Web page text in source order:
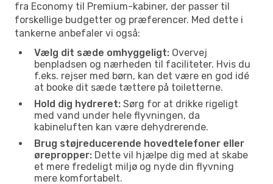
fra Economy til Premium-kabiner, der passer til
forskellige budgetter og præferencer. Med dette i
tankerne anbefaler vi også:
Vælg dit sæde omhyggeligt: Overvej
benpladsen og nærheden til faciliteter. Hvis du
f.eks. rejser med børn, kan det være en god idé
at booke dit sæde tættere på toiletterne.
Hold dig hydreret: Sørg for at drikke rigeligt
med vand under hele flyvningen, da
kabineluften kan være dehydrerende.
Brug støjreducerende hovedtelefoner eller
ørepropper: Dette vil hjælpe dig med at skabe
et mere fredeligt miljø og nyde din flyvning
mere komfortabelt.